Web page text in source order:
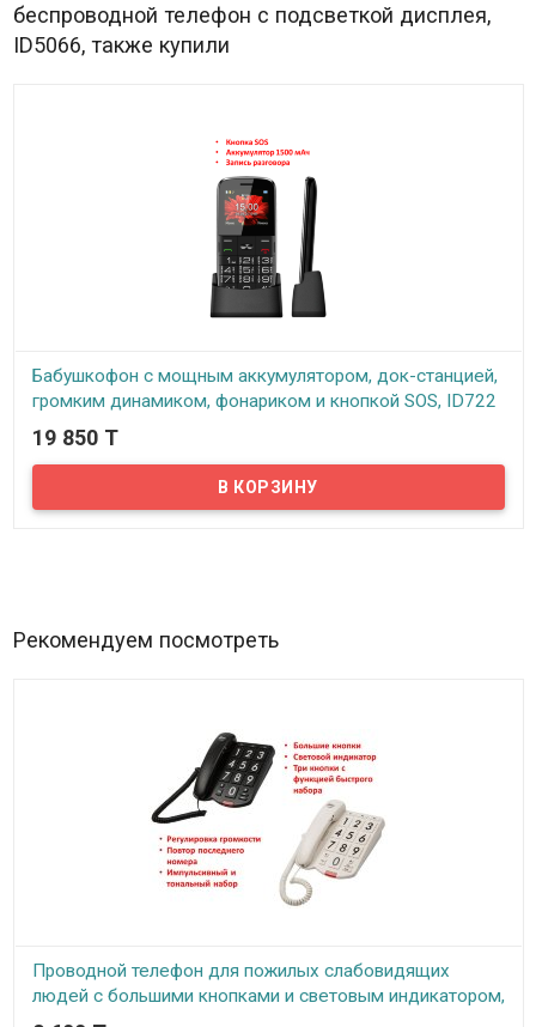
беспроводной телефон с подсветкой дисплея,
ID5066, также купили
Бабушкофон с мощным аккумулятором, док-станцией,
громким динамиком, фонариком и кнопкой SOS, ID722
В наличии
Представляем классический мобильник (бабушкофон), который
вы можете купить в нашем магазине. Ориентирована данная
модель на людей пожилого возраста, в связи с чем выделено
19 850 T
Рекомендуем посмотреть
Проводной телефон для пожилых слабовидящих
людей с большими кнопками и световым индикатором,
ID520